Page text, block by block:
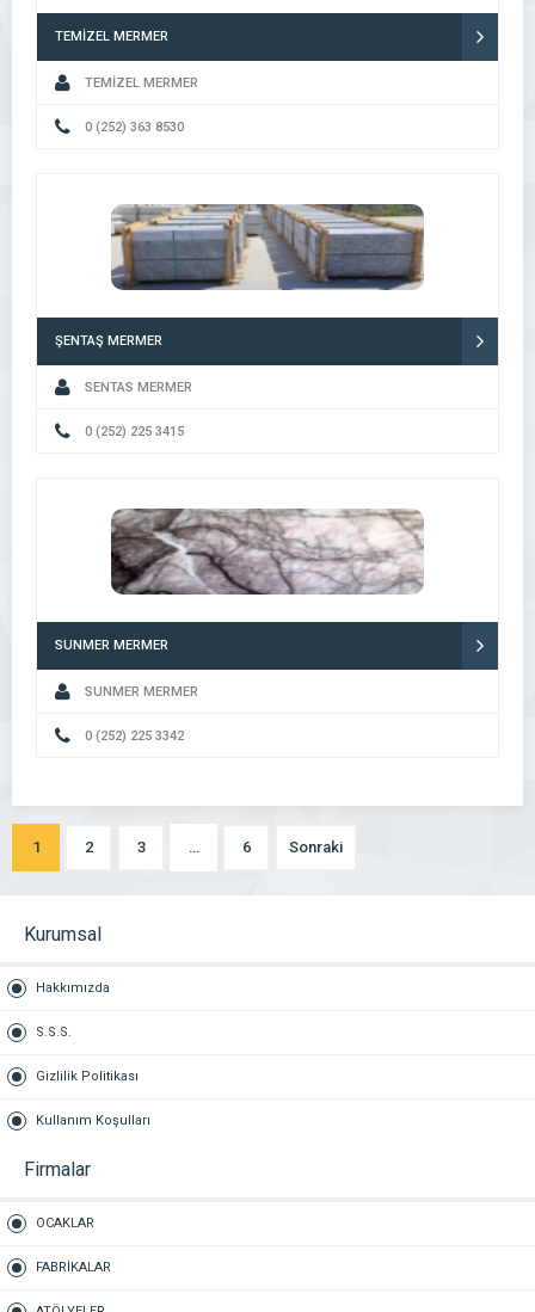
TEMİZEL MERMER
TEMİZEL MERMER
0 (252) 363 8530
ŞENTAŞ MERMER
SENTAS MERMER
0 (252) 225 3415
SUNMER MERMER
SUNMER MERMER
0 (252) 225 3342
1 2 3 … 6 Sonraki
Kurumsal
Hakkımızda
S.S.S.
Gizlilik Politikası
Kullanım Koşulları
Firmalar
OCAKLAR
FABRİKALAR